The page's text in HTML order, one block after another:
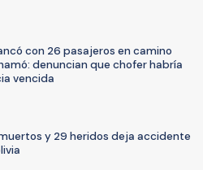
con 26 pasajeros en camino
denuncian que chofer habría
vencida
y 29 heridos deja accidente